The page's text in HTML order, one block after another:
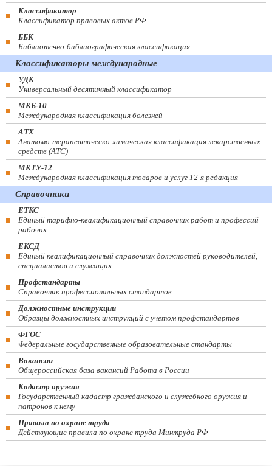
Классификатор
Классификатор правовых актов РФ
ББК
Библиотечно-библиографическая классификация
Классификаторы международные
УДК
Универсальный десятичный классификатор
МКБ-10
Международная классификация болезней
АТХ
Анатомо-терапевтическо-химическая классификация лекарственных
средств (ATC)
МКТУ-12
Международная классификация товаров и услуг 12-я редакция
Справочники
ЕТКС
Единый тарифно-квалификационный справочник работ и профессий
рабочих
ЕКСД
Единый квалификационный справочник должностей руководителей,
специалистов и служащих
Профстандарты
Справочник профессиональных стандартов
Должностные инструкции
Образцы должностных инструкций с учетом профстандартов
ФГОС
Федеральные государственные образовательные стандарты
Вакансии
Общероссийская база вакансий Работа в России
Кадастр оружия
Государственный кадастр гражданского и служебного оружия и
патронов к нему
Правила по охране труда
Действующие правила по охране труда Минтруда РФ